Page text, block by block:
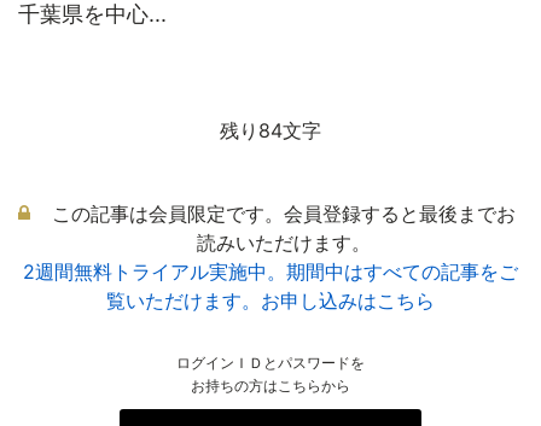
千葉県を中心...
残り84文字
この記事は会員限定です。会員登録すると最後までお
読みいただけます。
2週間無料トライアル実施中。期間中はすべての記事をご
覧いただけます。お申し込みはこちら
ログインＩＤとパスワードを
お持ちの方はこちらから